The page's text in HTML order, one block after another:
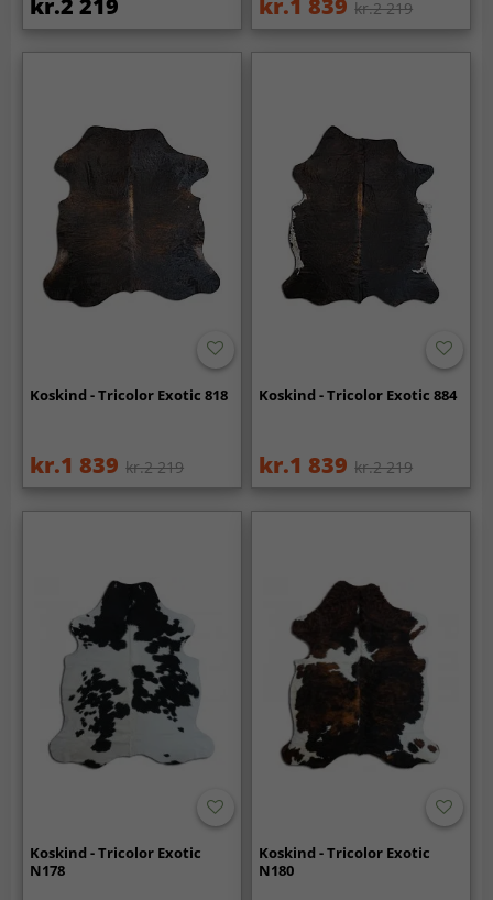
kr.2 219 kr.1 839 kr.2 219
Koskind - Tricolor Exotic 818
kr.1 839 kr.2 219
Koskind - Tricolor Exotic 884
kr.1 839 kr.2 219
Koskind - Tricolor Exotic
N178
Koskind - Tricolor Exotic
N180